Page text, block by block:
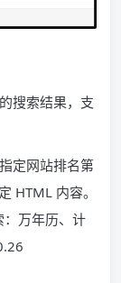
搜索结果，支
定网站排名第
HTML 内容。
万年历、计